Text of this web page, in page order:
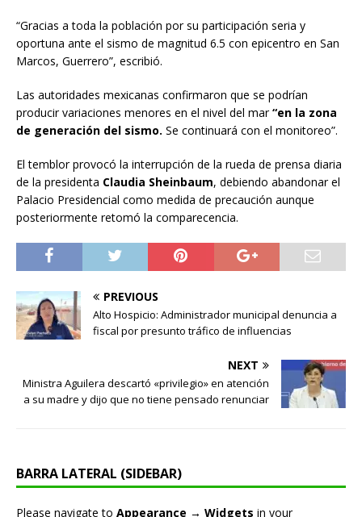
“Gracias a toda la población por su participación seria y
oportuna ante el sismo de magnitud 6.5 con epicentro en San
Marcos, Guerrero”, escribió.
Las autoridades mexicanas confirmaron que se podrían
producir variaciones menores en el nivel del mar“en la zona
de generación del sismo. Se continuará con el monitoreo”.
El temblor provocó la interrupción de la rueda de prensa diaria
de la presidenta Claudia Sheinbaum, debiendo abandonar el
Palacio Presidencial como medida de precaución aunque
posteriormente retomó la comparecencia.
PREVIOUS
Alto Hospicio: Administrador municipal denuncia a
fiscal por presunto tráfico de influencias
NEXT
Ministra Aguilera descartó «privilegio» en atención
a su madre y dijo que no tiene pensado renunciar
BARRA LATERAL (SIDEBAR)
Please navigate to Appearance → Widgets in your